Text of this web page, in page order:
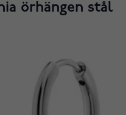
örhängen stål